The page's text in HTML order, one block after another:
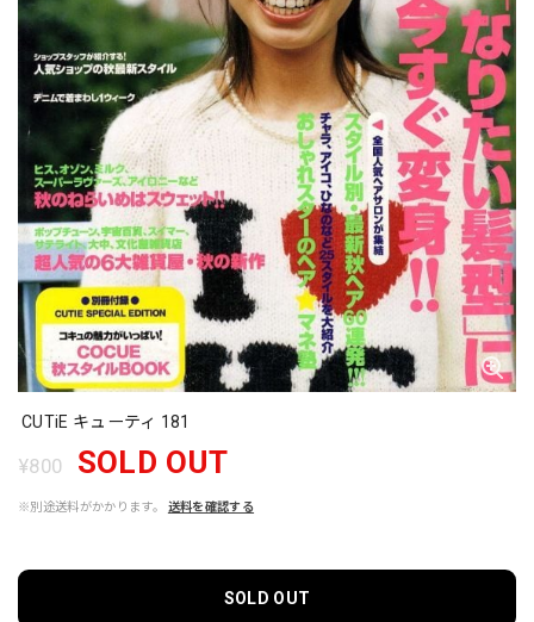
CUTiE キューティ 181
¥800 SOLD OUT
※別途送料がかかります。 送料を確認する
SOLD OUT